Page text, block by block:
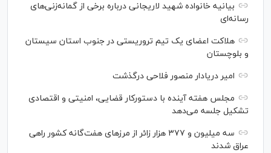
بیانیه خانواده شهید لاریجانی درباره برخی از گمانه‌زنی‌های
رسانه‌ای
هلاکت اعضای یک تیم تروریستی در جنوب استان سیستان
و بلوچستان
امیر دریادار منصور فلاحی درگذشت
مجلس هفته آینده با دستورکار قضایی، امنیتی و اقتصادی
تشکیل جلسه می‌دهد
سه میلیون و ۳۷۷ هزار زائر از مرز‌های هفت‌گانه کشور راهی
عراق شدند